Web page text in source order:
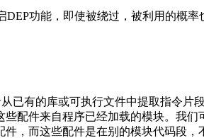
功能，即使被绕过，被利用的概率
从已有的库或可执行文件中提取指令
配件来自程序已经加载的模块。我
，而这些配件是在别的模块代码段，